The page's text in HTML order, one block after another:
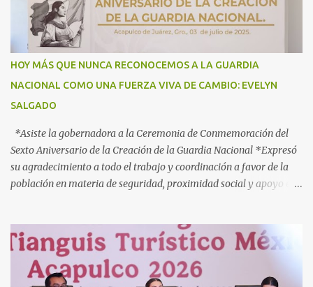
México durante esta temporada de verano, la gobernadora Evelyn
Salgado Pineda y el comisionado del Instituto Nacional de
Migración (INM), Sergio Salomón Céspedes Peregrina, dieron el
banderazo de Arranque Nacional del Operativo Especial de Verano
2025 Héroes Paisanos, que estará vigente hasta el próximo 3 de
agosto y en el que participan más de 40 dependencias de los
diferentes órdenes de gobierno, para brindar atención ...
HOY MÁS QUE NUNCA RECONOCEMOS A LA GUARDIA
NACIONAL COMO UNA FUERZA VIVA DE CAMBIO: EVELYN
SALGADO
*Asiste la gobernadora a la Ceremonia de Conmemoración del
Sexto Aniversario de la Creación de la Guardia Nacional *Expresó
su agradecimiento a todo el trabajo y coordinación a favor de la
población en materia de seguridad, proximidad social y apoyo en
como una fuerza viva de cambio, como una realidad con uniforme,
con botas, con manos, pero sobre todo, con mucho corazón en el
territorio. Son ustedes la transformación, que no queda en
promesas, la que se juega el cuerpo por hacer Patria”, expresó la